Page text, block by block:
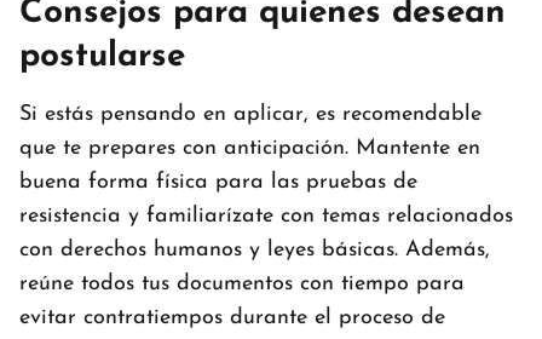
Consejos para quienes desean
postularse
Si estás pensando en aplicar, es recomendable
que te prepares con anticipación. Mantente en
buena forma física para las pruebas de
resistencia y familiarízate con temas relacionados
con derechos humanos y leyes básicas. Además,
reúne todos tus documentos con tiempo para
evitar contratiempos durante el proceso de